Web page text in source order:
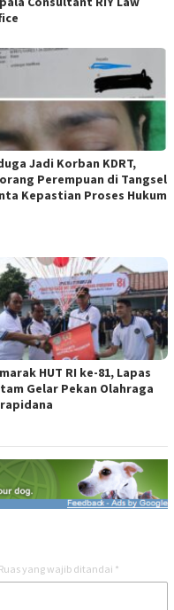
Jadi Korban KDRT,
Perempuan di Tangsel
Kepastian Proses Hukum
HUT RI ke-81, Lapas
Gelar Pekan Olahraga
Ruas yang wajib ditandai *